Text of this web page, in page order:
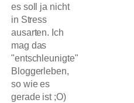
es soll ja nicht
in Stress
ausarten. Ich
mag das
"entschleunigte"
Bloggerleben,
so wie es
gerade ist ;O)